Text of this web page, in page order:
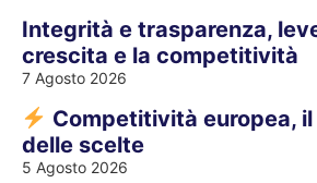
Integrità e trasparenza,
crescita e la competitività
7 Agosto 2026
Competitività europea,
delle scelte
5 Agosto 2026